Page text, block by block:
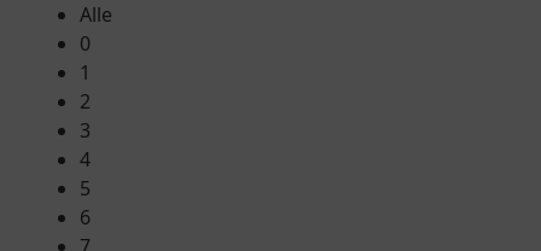
Alle
0
1
2
3
4
5
6